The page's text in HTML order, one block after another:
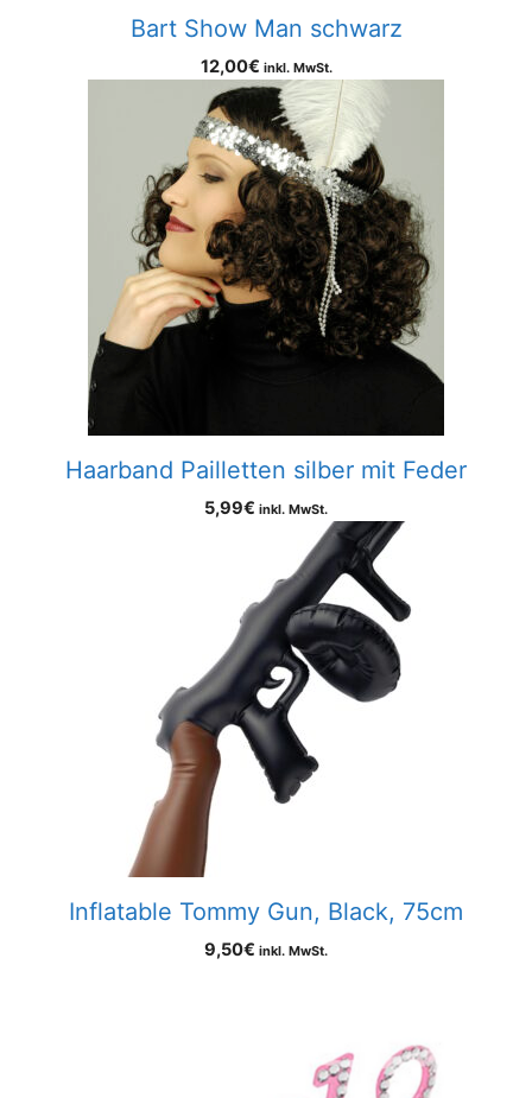
Bart Show Man schwarz
12,00€ inkl. MwSt.
Haarband Pailletten silber mit Feder
5,99€ inkl. MwSt.
Inflatable Tommy Gun, Black, 75cm
9,50€ inkl. MwSt.